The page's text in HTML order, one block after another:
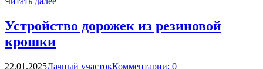
Устройство дорожек из резиновой
крошки
22.01.2025Дачный участокКомментарии: 0